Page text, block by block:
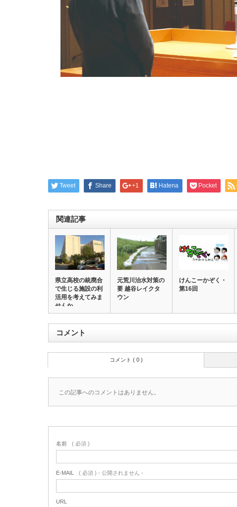
Tweet Share +1 Hatena Pocket
関連記事
県立高校の統廃合
で生じる施設の利
活用を考えてみま
せんか
元荒川治水対策の
要 越谷レイクタ
ウン
けんこーかぞく・
第16回
コメント
コメント ( 0 )
この記事へのコメントはありません。
名前 ( 必須 )
E-MAIL ( 必須 ) - 公開されません -
URL